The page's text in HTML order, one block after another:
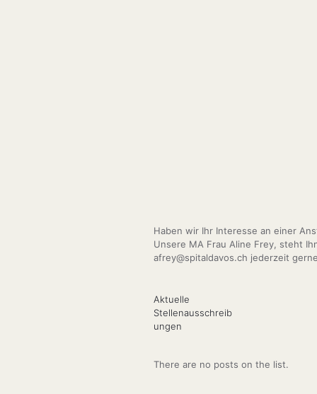
Haben wir Ihr Interesse an einer
Unsere MA Frau Aline Frey, steht
afrey@spitaldavos.ch jederzeit
Aktuelle
Stellenausschreib
ungen
There are no posts on the list.